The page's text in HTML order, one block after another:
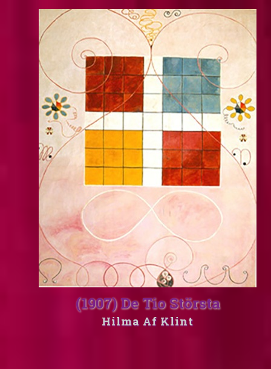
(1907) De Tio Största
Hilma Af Klint